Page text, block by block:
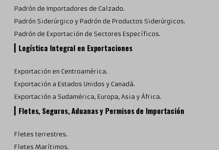
Padrón de Importadores de Calzado.
Padrón Siderúrgico y Padrón de Productos Siderúrgicos.
Padrón de Exportación de Sectores Específicos.
Logística Integral en Exportaciones
Exportación en Centroamérica.
Exportación a Estados Unidos y Canadá.
Exportación a Sudamérica, Europa, Asia y África.
Fletes, Seguros, Aduanas y Permisos de Importación
Fletes terrestres.
Fletes Marítimos.